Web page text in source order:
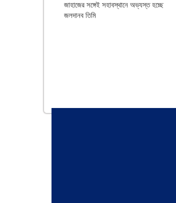
জাহাজের সঙ্গেই সহাবস্থানে অভ্যস্ত হচ্ছে
জলদানব তিমি